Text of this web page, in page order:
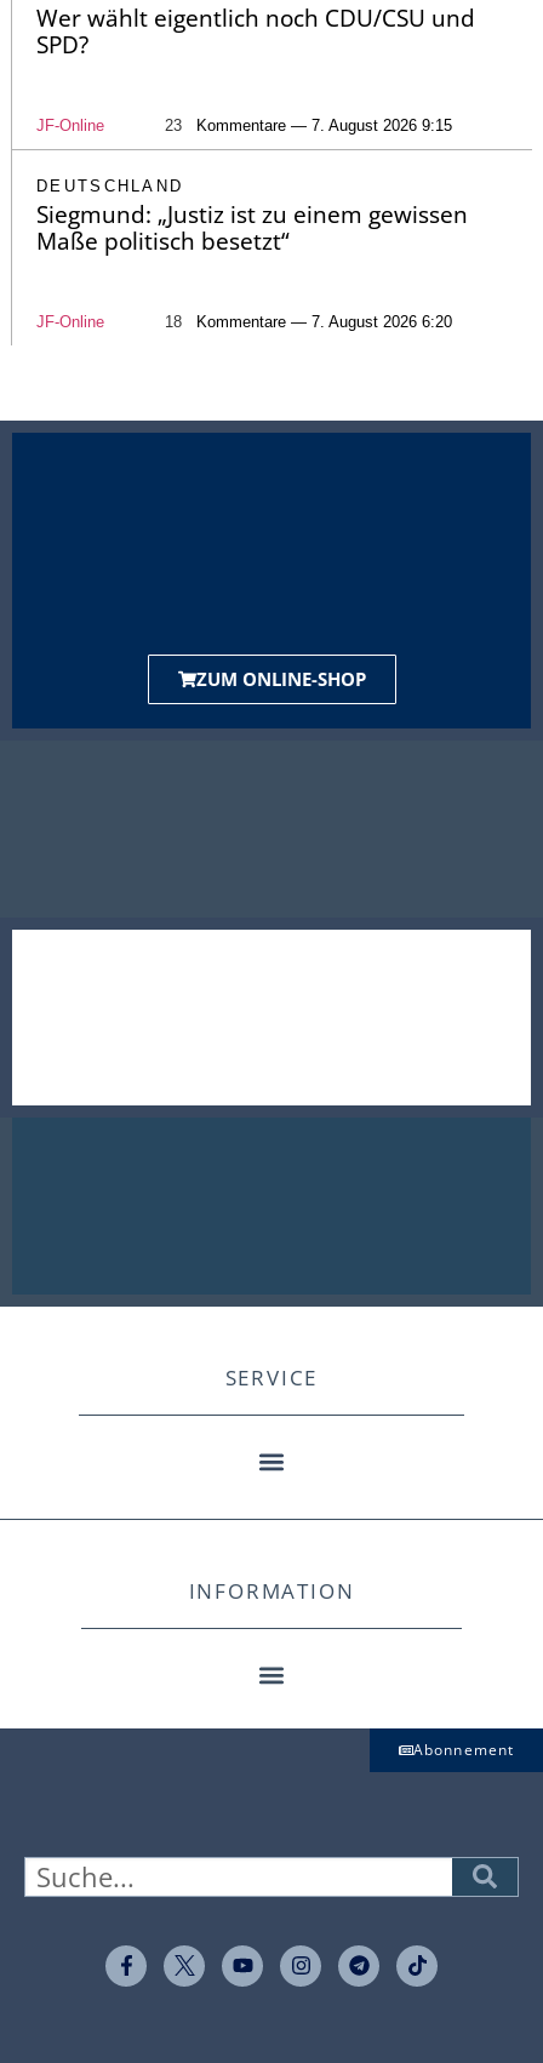
Wer wählt eigentlich noch CDU/CSU und
SPD?
JF-Online 23 Kommentare — 7. August 2026 9:15
DEUTSCHLAND
Siegmund: „Justiz ist zu einem gewissen
Maße politisch besetzt“
JF-Online 18 Kommentare — 7. August 2026 6:20
ZUM ONLINE-SHOP
SERVICE
INFORMATION
Abonnement